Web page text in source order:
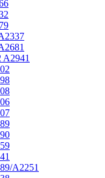
A2251